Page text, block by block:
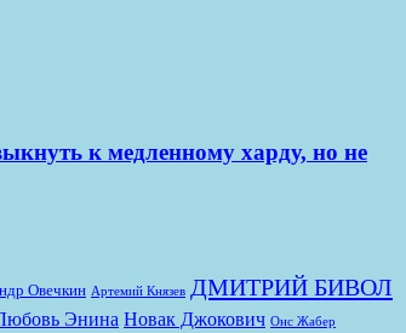
к медленному харду, но не
Овечкин Артемий Князев ДМИТРИЙ БИВОЛ
Энина Новак Джокович Онс Жабер